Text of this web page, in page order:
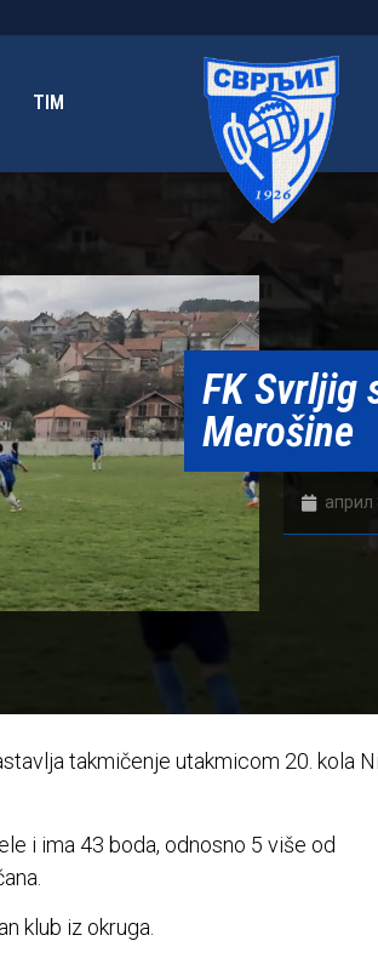
TIM
FK Svrljig
Merošine
април
takmičenje utakmicom 20. kola
i ima 43 boda, odnosno 5 više od
klub iz okruga.